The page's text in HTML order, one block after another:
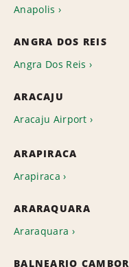
Anapolis
ANGRA DOS REIS
Angra Dos Reis
ARACAJU
Aracaju Airport
ARAPIRACA
Arapiraca
ARARAQUARA
Araraquara
BALNEARIO